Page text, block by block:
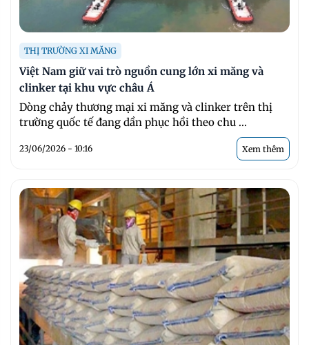
THỊ TRƯỜNG XI MĂNG
Việt Nam giữ vai trò nguồn cung lớn xi măng và
clinker tại khu vực châu Á
Dòng chảy thương mại xi măng và clinker trên thị
trường quốc tế đang dần phục hồi theo chu ...
23/06/2026 - 10:16 Xem thêm